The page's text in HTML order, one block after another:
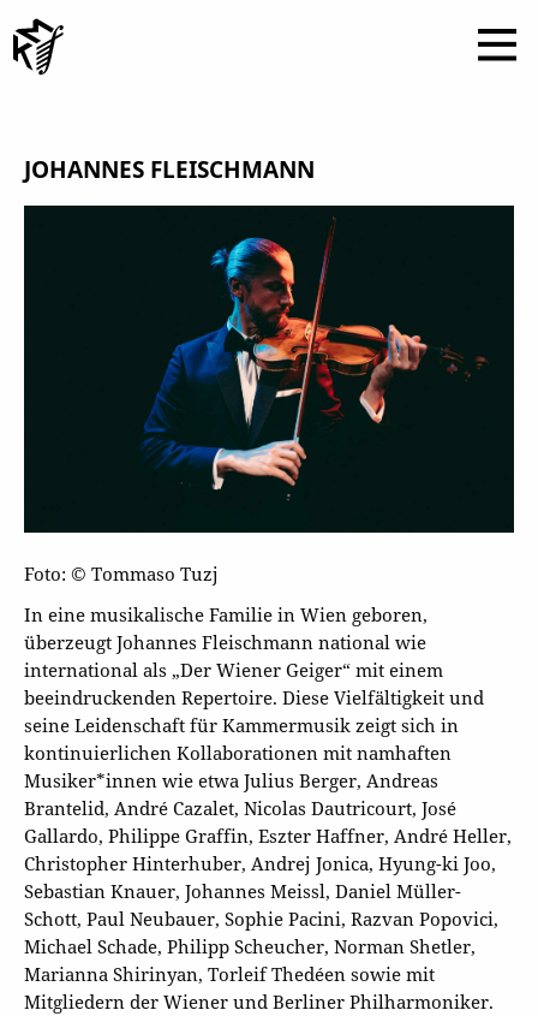
JOHANNES FLEISCHMANN
Foto: © Tommaso Tuzj
In eine musikalische Familie in Wien geboren,
überzeugt Johannes Fleischmann national wie
international als „Der Wiener Geiger“ mit einem
beeindruckenden Repertoire. Diese Vielfältigkeit und
seine Leidenschaft für Kammermusik zeigt sich in
kontinuierlichen Kollaborationen mit namhaften
Musiker*innen wie etwa Julius Berger, Andreas
Brantelid, André Cazalet, Nicolas Dautricourt, José
Gallardo, Philippe Graffin, Eszter Haffner, André Heller,
Christopher Hinterhuber, Andrej Jonica, Hyung-ki Joo,
Sebastian Knauer, Johannes Meissl, Daniel Müller-
Schott, Paul Neubauer, Sophie Pacini, Razvan Popovici,
Michael Schade, Philipp Scheucher, Norman Shetler,
Marianna Shirinyan, Torleif Thedéen sowie mit
Mitgliedern der Wiener und Berliner Philharmoniker.